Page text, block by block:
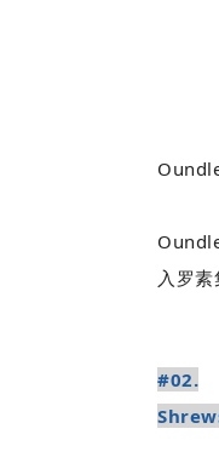
入 罗素
#02.